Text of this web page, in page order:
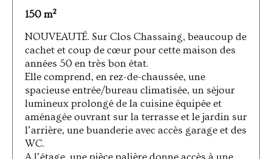
150 m²
NOUVEAUTÉ. Sur Clos Chassaing, beaucoup de
cachet et coup de cœur pour cette maison des
années 50 en très bon état.
Elle comprend, en rez-de-chaussée, une
spacieuse entrée/bureau climatisée, un séjour
lumineux prolongé de la cuisine équipée et
aménagée ouvrant sur la terrasse et le jardin sur
l’arrière, une buanderie avec accès garage et des
WC.